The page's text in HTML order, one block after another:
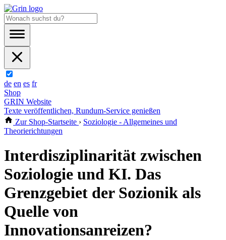
de en es fr
Shop
GRIN Website
Texte veröffentlichen, Rundum-Service genießen
Zur Shop-Startseite › Soziologie - Allgemeines und
Theorierichtungen
Interdisziplinarität zwischen
Soziologie und KI. Das
Grenzgebiet der Sozionik als
Quelle von
Innovationsanreizen?